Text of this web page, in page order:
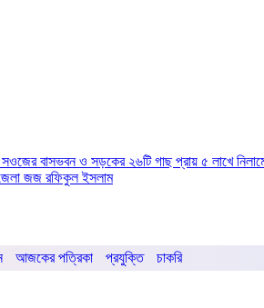
সওজের বাসভবন ও সড়কের ২৬টি গাছ প্রায় ৫ লাখে
জেলা জজ রফিকুল ইসলাম
আজকের পত্রিকা প্রযুক্তি চাকরি